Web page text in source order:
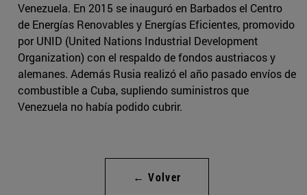
Venezuela. En 2015 se inauguró en Barbados el Centro
de Energías Renovables y Energías Eficientes, promovido
por UNID (United Nations Industrial Development
Organization) con el respaldo de fondos austriacos y
alemanes. Además Rusia realizó el año pasado envíos de
combustible a Cuba, supliendo suministros que
Venezuela no había podido cubrir.
← Volver